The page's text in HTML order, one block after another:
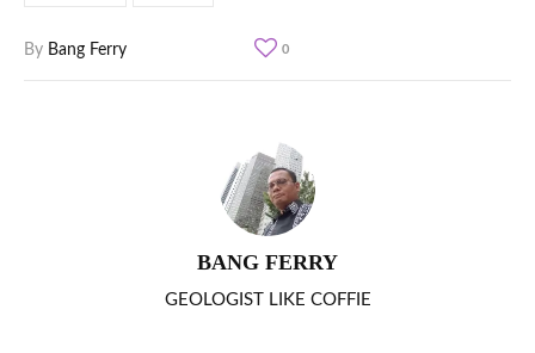
By Bang Ferry 0
BANG FERRY
GEOLOGIST LIKE COFFIE